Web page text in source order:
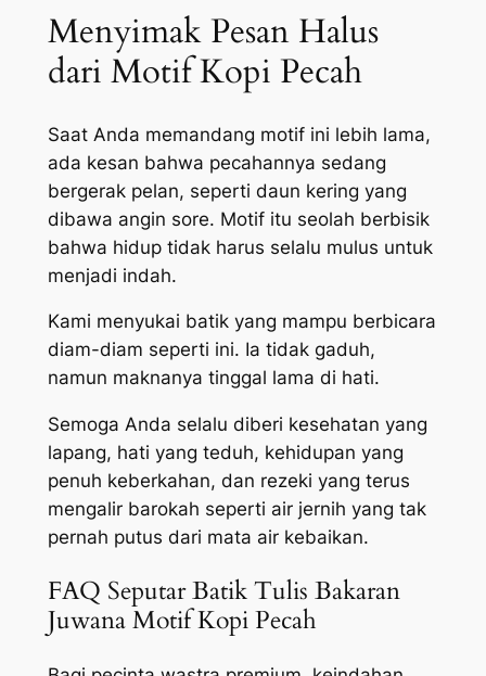
Menyimak Pesan Halus
dari Motif Kopi Pecah
Saat Anda memandang motif ini lebih lama,
ada kesan bahwa pecahannya sedang
bergerak pelan, seperti daun kering yang
dibawa angin sore. Motif itu seolah berbisik
bahwa hidup tidak harus selalu mulus untuk
menjadi indah.
Kami menyukai batik yang mampu berbicara
diam-diam seperti ini. Ia tidak gaduh,
namun maknanya tinggal lama di hati.
Semoga Anda selalu diberi kesehatan yang
lapang, hati yang teduh, kehidupan yang
penuh keberkahan, dan rezeki yang terus
mengalir barokah seperti air jernih yang tak
pernah putus dari mata air kebaikan.
FAQ Seputar Batik Tulis Bakaran
Juwana Motif Kopi Pecah